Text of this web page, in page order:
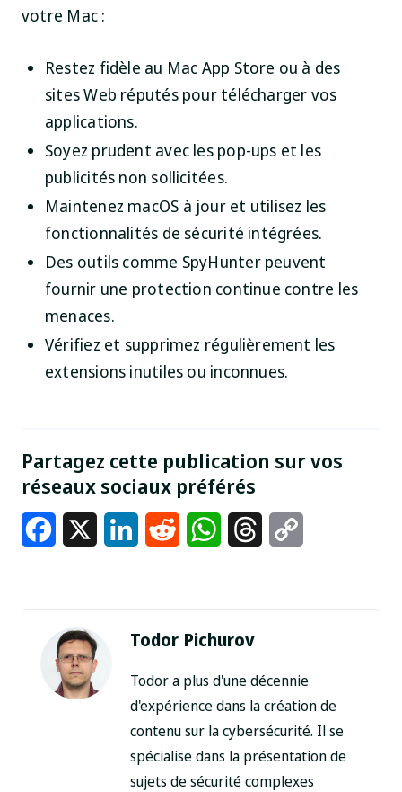
votre Mac :
Restez fidèle au Mac App Store ou à des
sites Web réputés pour télécharger vos
applications.
Soyez prudent avec les pop-ups et les
publicités non sollicitées.
Maintenez macOS à jour et utilisez les
fonctionnalités de sécurité intégrées.
Des outils comme SpyHunter peuvent
fournir une protection continue contre les
menaces.
Vérifiez et supprimez régulièrement les
extensions inutiles ou inconnues.
Partagez cette publication sur vos
réseaux sociaux préférés
Facebook LinkedInReddit WhatsAppThreads
Todor Pichurov
Todor a plus d'une décennie
d'expérience dans la création de
contenu sur la cybersécurité. Il se
spécialise dans la présentation de
sujets de sécurité complexes